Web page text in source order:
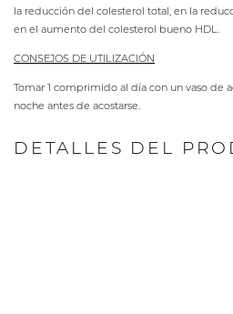
la reducción del colesterol total, en la
en el aumento del colesterol bueno HDL.
CONSEJOS DE UTILIZACIÓN
Tomar 1 comprimido al día con un vaso de
noche antes de acostarse.
DETALLES DEL